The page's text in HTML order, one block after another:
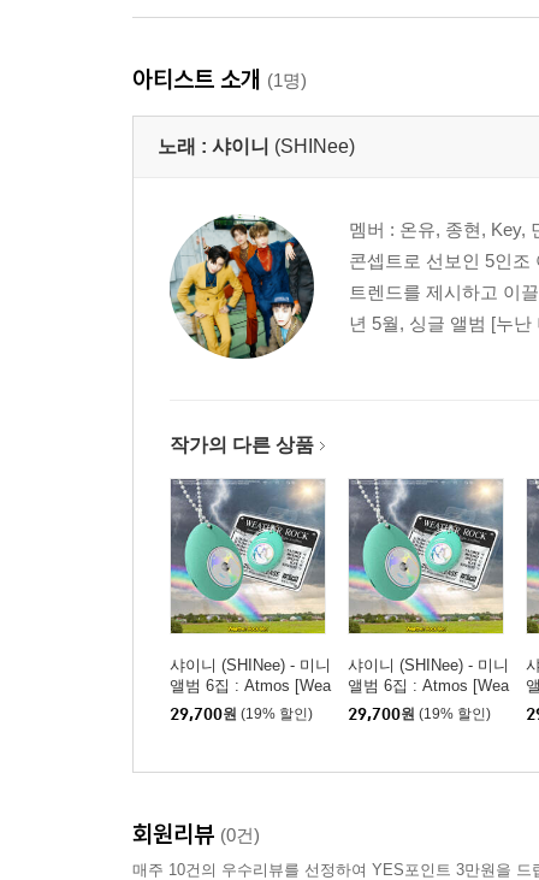
아티스트 소개 (1명)
노래 : 샤이니 (SHINee)
멤버 : 온유, 종현, Key,
콘셉트로 선보인 5인조
트렌드를 제시하고 이
년 5월, 싱글 앨범 [누
작가의 다른 상품
샤이니 (SHINee) - 미니
앨범 6집 : Atmos [Wea
ther Rock Ver.](스마트
앨범) [MINHO ver.]
29,700원 (19% 할인)
샤이니 (SHINee) - 미니
앨범 6집 : Atmos [Wea
ther Rock Ver.](스마트
앨범) [KEY ver.]
29,700원 (19% 할인)
회원리뷰 (0건)
매주 10건의 우수리뷰를 선정하여 YES포인트 3만원을 드